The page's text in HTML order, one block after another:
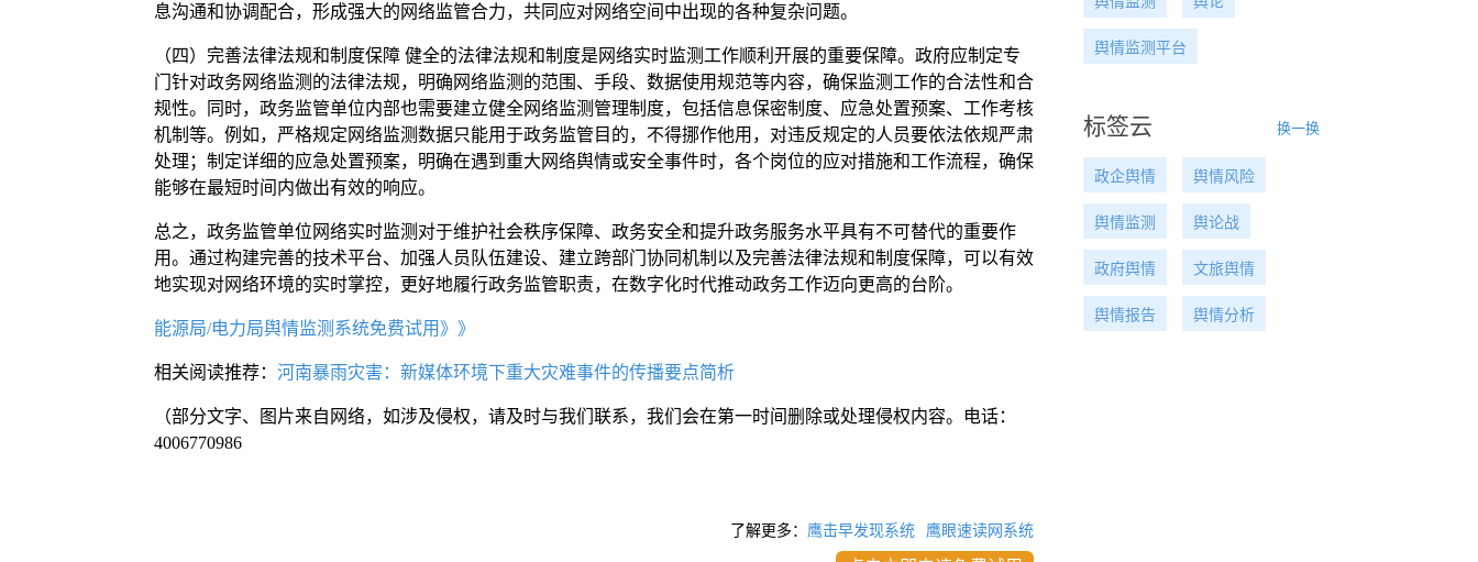
息沟通和协调配合，形成强大的网络监管合力，共同应对网络空间中出现的各种复杂问题。
（四）完善法律法规和制度保障 健全的法律法规和制度是网络实时监测工作顺利开展的重要保障。政府应制定专
门针对政务网络监测的法律法规，明确网络监测的范围、手段、数据使用规范等内容，确保监测工作的合法性和合
规性。同时，政务监管单位内部也需要建立健全网络监测管理制度，包括信息保密制度、应急处置预案、工作考核
机制等。例如，严格规定网络监测数据只能用于政务监管目的，不得挪作他用，对违反规定的人员要依法依规严肃
处理；制定详细的应急处置预案，明确在遇到重大网络舆情或安全事件时，各个岗位的应对措施和工作流程，确保
能够在最短时间内做出有效的响应。
总之，政务监管单位网络实时监测对于维护社会秩序保障、政务安全和提升政务服务水平具有不可替代的重要作
用。通过构建完善的技术平台、加强人员队伍建设、建立跨部门协同机制以及完善法律法规和制度保障，可以有效
地实现对网络环境的实时掌控，更好地履行政务监管职责，在数字化时代推动政务工作迈向更高的台阶。
能源局/电力局舆情监测系统免费试用》》
相关阅读推荐： 河南暴雨灾害：新媒体环境下重大灾难事件的传播要点简析
（部分文字、图片来自网络，如涉及侵权，请及时与我们联系，我们会在第一时间删除或处理侵权内容。电话：
4006770986
了解更多： 鹰击早发现系统 鹰眼速读网系统
舆情监测平台
标签云 换一换
政企舆情 舆情风险
舆情监测 舆论战
政府舆情 文旅舆情
舆情报告 舆情分析